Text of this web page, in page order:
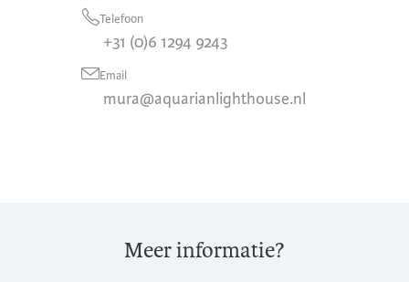
Telefoon
+31 (0)6 1294 9243
Email
mura@aquarianlighthouse.nl
Meer informatie?